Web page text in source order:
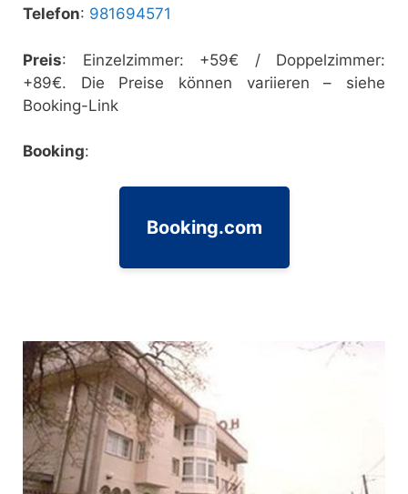
Telefon: 981694571
Preis: Einzelzimmer: +59€ / Doppelzimmer:
+89€. Die Preise können variieren – siehe
Booking-Link
Booking:
Booking.com